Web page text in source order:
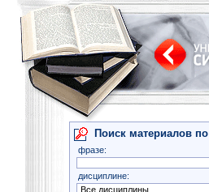
Поиск материалов по
фразе:
дисциплине: